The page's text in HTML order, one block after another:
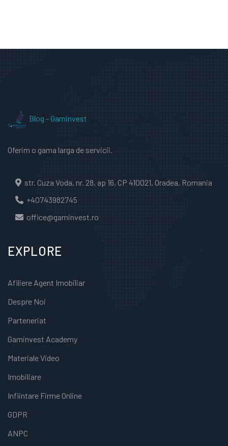
Blog - Gaminvest
Oferim o gama larga de servicii.
str. Cuza Voda, nr. 28, ap 16, CP 410021, Oradea, Romania
+40743982745
office@gaminvest.ro
EXPLORE
Afiliere Agent Imobiliar
Despre Noi
Parteneriat
Gaminvest Academy
Materiale Video
Imobiliare
Infiintare Firme Online
GDPR
ANPC